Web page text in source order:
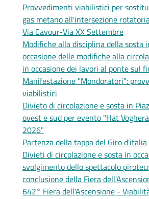
Provvedimenti viabilistici per
gas metano all'intersezione
Via Cavour-Via XX Settembre
Modifiche alla disciplina della sosta
occasione delle modifiche alla
in occasione dei lavori al ponte sul
Manifestazione "Mondoratori":
viabilistici
Divieto di circolazione e sosta in
ovest e sud per evento "Hat
2026"
Partenza della tappa del Giro d'italia
Divieti di circolazione e sosta in
svolgimento dello spettacolo
conclusione della Fiera
642° Fiera dell'Ascensione -